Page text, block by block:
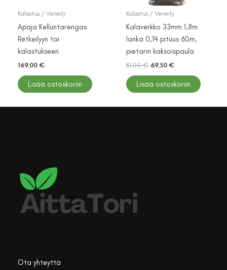
Kalastus / Veneily
Apaja Kelluntarengas
Retkeilyyn tai
kalastukseen
169,00 €
Lisää ostoskoriin
Kalastus / Veneily
Kalaverkko 33mm 1,8m
lanka 0,14 pituus 60m,
pietarin kaksoispaula
81,00€ Alkuperäinen
oli:
69,50 €Nykyinen
on:
69,50 €.
Lisää ostoskoriin
Ota yhteyttä